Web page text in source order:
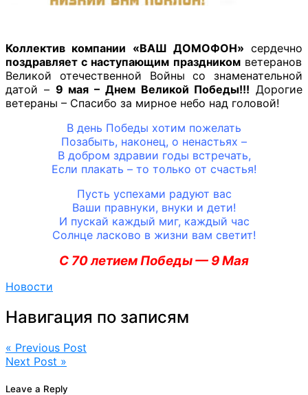
Коллектив компании «ВАШ ДОМОФОН» сердечно
поздравляет с наступающим праздникомветеранов
Великой отечественной Войны со знаменательной
датой – 9 мая – Днем Великой Победы!!! Дорогие
ветераны – Спасибо за мирное небо над головой!
В день Победы хотим пожелать
Позабыть, наконец, о ненастьях –
В добром здравии годы встречать,
Если плакать – то только от счастья!
Пусть успехами радуют вас
Ваши правнуки, внуки и дети!
И пускай каждый миг, каждый час
Солнце ласково в жизни вам светит!
С 70 летием Победы — 9 Мая
Новости
Навигация по записям
« Previous Post
Next Post »
Leave a Reply